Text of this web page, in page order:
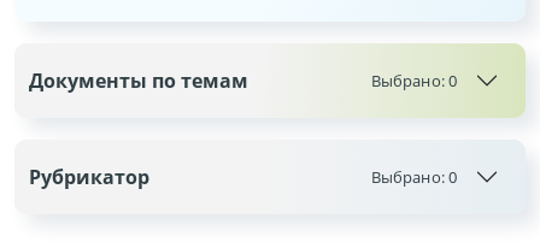
Документы по темам Выбрано:0
Рубрикатор Выбрано:0